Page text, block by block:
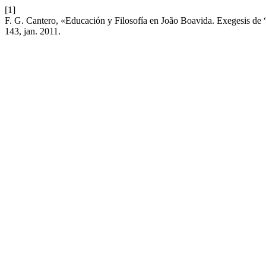
[1]
F. G. Cantero, «Educación y Filosofía en João Boavida. Exegesis
143, jan. 2011.